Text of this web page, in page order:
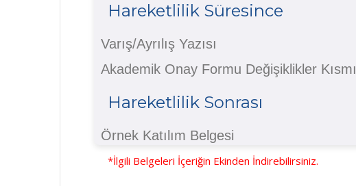
Hareketlilik Süresince
Varış/Ayrılış Yazısı
Akademik Onay Formu Değişiklikler Kısmı
Hareketlilik Sonrası
Örnek Katılım Belgesi
*İlgili Belgeleri İçeriğin Ekinden İndirebilirsiniz.